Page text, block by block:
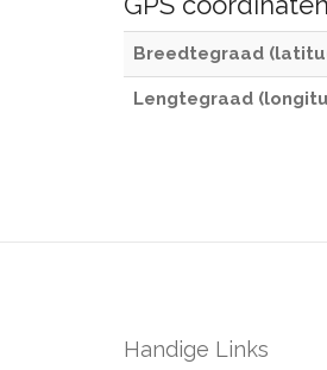
Breedtegraad
Lengtegraad
Handige Links